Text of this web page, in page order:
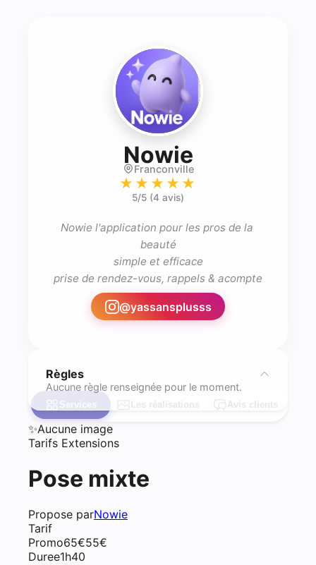
Nowie-
Franconville
★★★★★
5/5 (4 avis)
Nowie l'application pour les pros de la
beauté
simple et efficace
prise de rendez-vous, rappels & acompte
@yassansplusss
Règles
Aucune règle renseignée pour le moment.
Services Les réalisations Avis clients
✨Aucune image
Tarifs Extensions
Pose mixte
Propose parNowie
Tarif
Promo65€55€
Duree1h40